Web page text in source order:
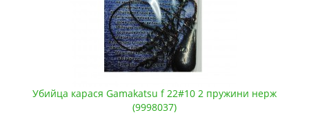
Убийца карася Gamakatsu f 22#10 2 пружини нерж
(9998037)